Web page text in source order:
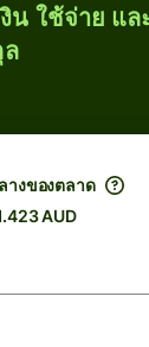
ใช้จ่าย แล
างของตลาด
AUD